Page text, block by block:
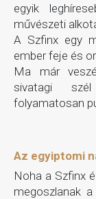
egyik
művészeti
A Szfinx egy
ember feje és
Ma már
sivatagi
folyamatosan
Az egyiptomi
Noha a Szfinx
megoszlanak